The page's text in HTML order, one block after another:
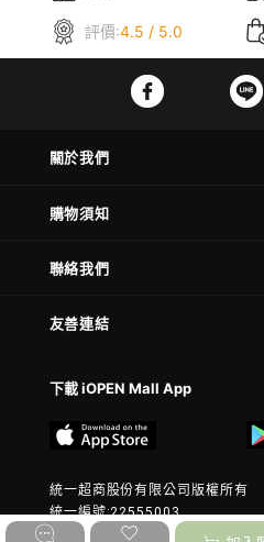
評價:4.5 / 5.0
關於我們
購物須知
聯絡我們
友善連結
下載 iOPEN Mall App
統一超商股份有限公司版權所有
統一編號:22555003
© 2023 President Chain Store